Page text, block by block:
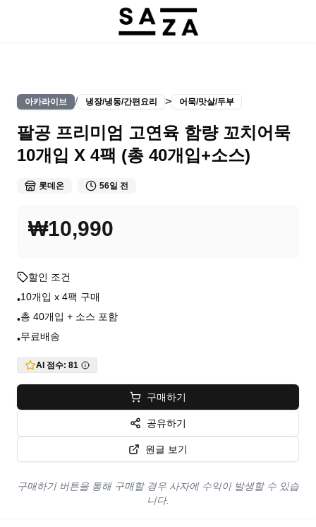
아카라이브 / 냉장/냉동/간편요리 > 어묵/맛살/두부
팔공 프리미엄 고연육 함량 꼬치어묵
10개입 X 4팩 (총 40개입+소스)
롯데온 56일 전
₩10,990
할인 조건
•10개입 x 4팩 구매
•총 40개입 + 소스 포함
•무료배송
AI 점수: 81
구매하기
공유하기
원글 보기
구매하기 버튼을 통해 구매할 경우 사자에 수익이 발생할 수 있습
니다.